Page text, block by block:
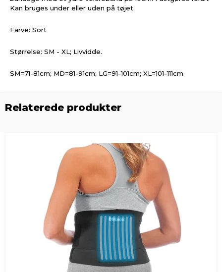
Kan bruges under eller uden på tøjet.
Farve: Sort
Størrelse: SM - XL; Livvidde.
SM=71-81cm; MD=81-91cm; LG=91-101cm; XL=101-111cm
Relaterede produkter